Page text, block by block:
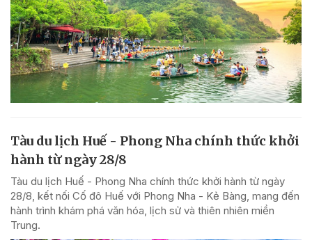
Tàu du lịch Huế - Phong Nha chính thức khởi
hành từ ngày 28/8
Tàu du lịch Huế - Phong Nha chính thức khởi hành từ ngày
28/8, kết nối Cố đô Huế với Phong Nha - Kẻ Bàng, mang đến
hành trình khám phá văn hóa, lịch sử và thiên nhiên miền
Trung.